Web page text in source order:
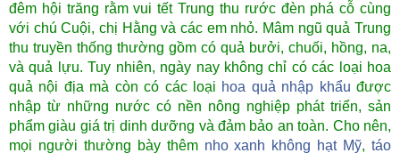
đêm hội trăng rằm vui tết Trung thu rước đèn phá cỗ cùng
với chú Cuội, chị Hằng và các em nhỏ. Mâm ngũ quả Trung
thu truyền thống thường gồm có quả bưởi, chuối, hồng, na,
và quả lựu. Tuy nhiên, ngày nay không chỉ có các loại hoa
quả nội địa mà còn có các loại hoa quả nhập khẩu được
nhập từ những nước có nền nông nghiệp phát triển, sản
phẩm giàu giá trị dinh dưỡng và đảm bảo an toàn. Cho nên,
mọi người thường bày thêm nho xanh không hạt Mỹ,táo